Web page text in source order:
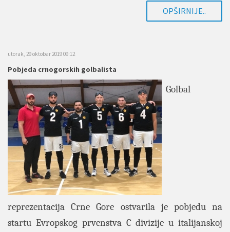
OPŠIRNIJE..
utorak, 29 oktobar 2019 09:12
Pobjeda crnogorskih golbalista
Golbal
reprezentacija Crne Gore ostvarila je pobjedu na
startu Evropskog prvenstva C divizije u italijanskoj